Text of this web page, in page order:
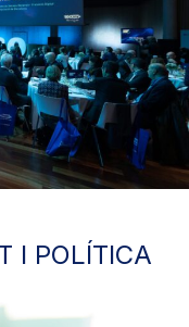
I POLÍTICA